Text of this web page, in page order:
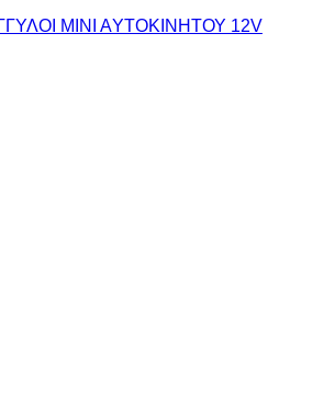
ΜΙΝΙ ΑYTOΚΙΝΗΤΟΥ 12V